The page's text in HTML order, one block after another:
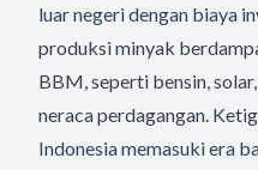
luar negeri dengan biaya
produksi minyak
BBM, seperti bensin,
neraca perdagangan.
Indonesia memasuki era